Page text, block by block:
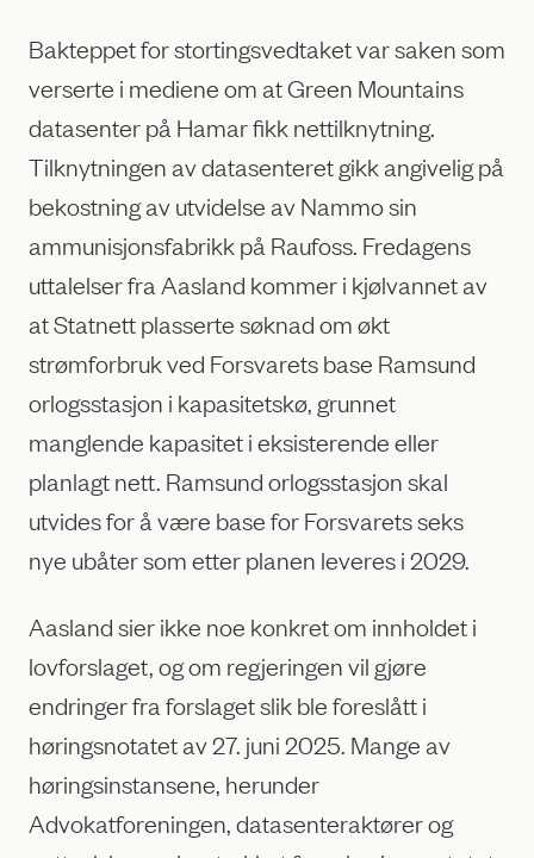
Bakteppet for stortingsvedtaket var saken som
verserte i mediene om at Green Mountains
datasenter på Hamar fikk nettilknytning.
Tilknytningen av datasenteret gikk angivelig på
bekostning av utvidelse av Nammo sin
ammunisjonsfabrikk på Raufoss. Fredagens
uttalelser fra Aasland kommer i kjølvannet av
at Statnett plasserte søknad om økt
strømforbruk ved Forsvarets base Ramsund
orlogsstasjon i kapasitetskø, grunnet
manglende kapasitet i eksisterende eller
planlagt nett. Ramsund orlogsstasjon skal
utvides for å være base for Forsvarets seks
nye ubåter som etter planen leveres i 2029.
Aasland sier ikke noe konkret om innholdet i
lovforslaget, og om regjeringen vil gjøre
endringer fra forslaget slik ble foreslått i
høringsnotatet av 27. juni 2025. Mange av
høringsinstansene, herunder
Advokatforeningen, datasenteraktører og